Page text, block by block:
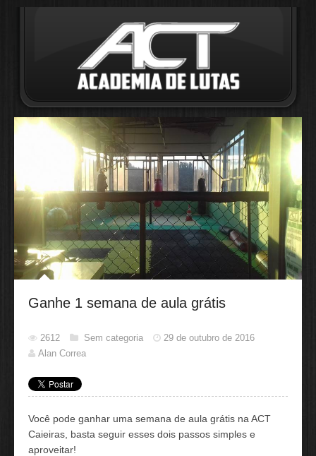
Ganhe 1 semana de aula grátis
2612 Sem categoria
29 de outubro de 2016
Alan Correa
Você pode ganhar uma semana de aula grátis na ACT
Caieiras, basta seguir esses dois passos simples e
aproveitar!